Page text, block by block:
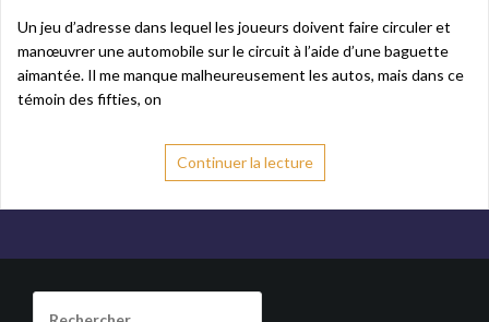
Un jeu d’adresse dans lequel les joueurs doivent faire circuler et
manœuvrer une automobile sur le circuit à l’aide d’une baguette
aimantée. Il me manque malheureusement les autos, mais dans ce
témoin des fifties, on
Continuer la lecture